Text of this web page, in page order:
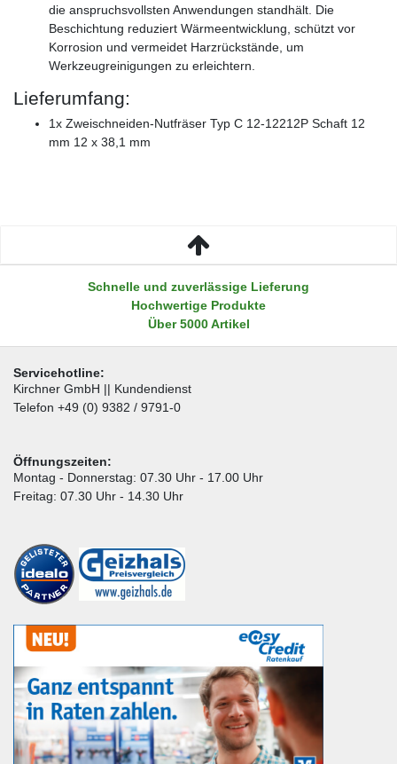
die anspruchsvollsten Anwendungen standhält. Die
Beschichtung reduziert Wärmeentwicklung, schützt vor
Korrosion und vermeidet Harzrückstände, um
Werkzeugreinigungen zu erleichtern.
Lieferumfang:
1x Zweischneiden-Nutfräser Typ C 12-12212P Schaft 12
mm 12 x 38,1 mm
Schnelle und zuverlässige Lieferung
Hochwertige Produkte
Über 5000 Artikel
Servicehotline:
Kirchner GmbH || Kundendienst
Telefon +49 (0) 9382 / 9791-0
Öffnungszeiten:
Montag - Donnerstag: 07.30 Uhr - 17.00 Uhr
Freitag: 07.30 Uhr - 14.30 Uhr